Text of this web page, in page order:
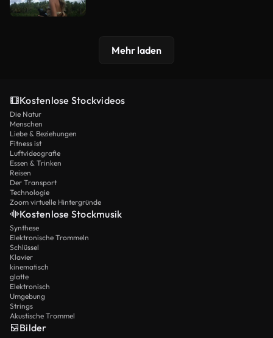
Mehr laden
Kostenlose Stockvideos
Die Natur
Menschen
Liebe & Beziehungen
Fitness ist
Luftvideografie
Essen & Trinken
Reisen
Der Transport
Technologie
Zoom virtuelle Hintergründe
Kostenlose Stockmusik
Synthese
Elektronische Trommeln
Schlüssel
Klavier
kinematisch
glatte
Elektronisch
Umgebung
Strings
Akustische Trommel
Bilder